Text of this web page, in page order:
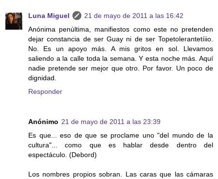
Luna Miguel
21 de mayo de 2011 a las 16:42
Anónima penúltima, manifiestos como este no pretenden
dejar constancia de ser Guay ni de ser Topetolerantetíiio.
No. Es un apoyo más. A mis gritos en sol. Llevamos
saliendo a la calle toda la semana. Y esta noche más. Aquí
nadie pretende ser mejor que otro. Por favor. Un poco de
dignidad.
Responder
Anónimo 21 de mayo de 2011 a las 23:39
Es que... eso de que se proclame uno "del mundo de la
cultura"... como que es hablar desde dentro del
espectáculo. (Debord)
Los nombres propios sobran. Las caras que las cámaras